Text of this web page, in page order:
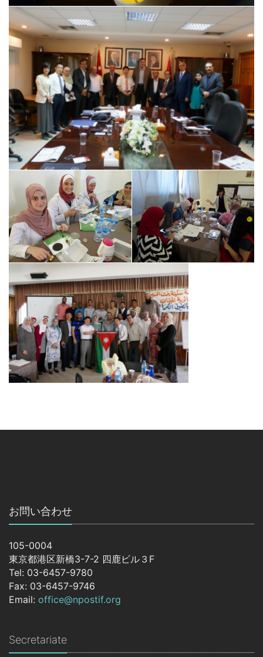
お問い合わせ
105-0004
東京都港区新橋3-7-2 四鹿ビル３F
Tel: 03-6457-9780
Fax: 03-6457-9746
Email: office@npostif.org
Secretariate